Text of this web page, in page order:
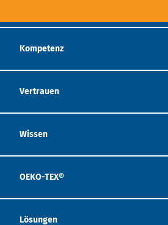
Kompetenz
Vertrauen
Wissen
OEKO-TEX®
Lösungen